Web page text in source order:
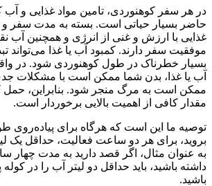
در هر سفر کوهنوردی، تامین مواد غذایی و آب
حاضر بسیار حیاتی است. بسته به مدت سفر و
غذایی با ارزش و غنی از انرژی و همچنین آب
موفقیت سفر دارند. کمبود آب یا غذا می‌تواند
بسیار خطرناک در طول کوهنوردی شود. در
آب یا غذا، بدن شما ممکن است با مشکلات
ممکن است به مرگ منجر شود. بنابراین، حمل
مقدار کافی از اهمیت بالایی برخوردار است.
توصیه ما این است که هرگاه برای پیاده‌روی
بروید، برای هر دو ساعت فعالیت، حداقل یک
به عنوان مثال، اگر قصد دارید به مدت چهار
داشته باشید، باید حداقل دو لیتر آب را در
باشید.